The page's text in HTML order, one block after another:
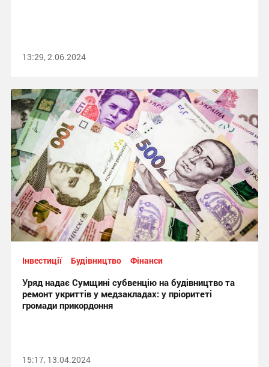
13:29, 2.06.2024
Інвестиції Будівництво Фінанси
Уряд надає Сумщині субвенцію на будівництво та
ремонт укриттів у медзакладах: у пріоритеті
громади прикордоння
15:17, 13.04.2024